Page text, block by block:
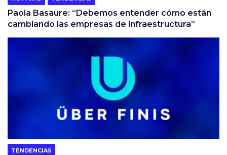
Paola Basaure: “Debemos entender cómo están
cambiando las empresas de infraestructura”
TENDENCIAS